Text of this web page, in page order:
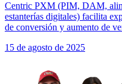
Centric PXM (PIM, DAM,
estanterías digitales) facilita
de conversión y aumento de
15 de agosto de 2025